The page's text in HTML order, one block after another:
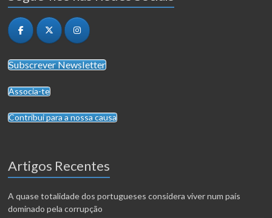
Subscrever Newsletter
Associa-te
Contribui para a nossa causa
Artigos Recentes
A quase totalidade dos portugueses considera viver num país
dominado pela corrupção